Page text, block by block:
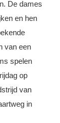
De dames
en hen
van een
spelen
op
van
in